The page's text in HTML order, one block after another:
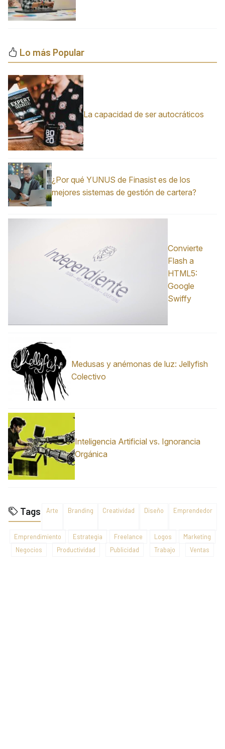
Lo más Popular
La capacidad de ser autocráticos
¿Por qué YUNUS de Finasist es de los
mejores sistemas de gestión de cartera?
Convierte
Flash a
HTML5:
Google
Swiffy
Medusas y anémonas de luz: Jellyfish
Colectivo
Inteligencia Artificial vs. Ignorancia
Orgánica
Tags Arte Branding Creatividad Diseño Emprendedor
Emprendimiento Estrategia Freelance Logos
Marketing
Negocios
Productividad Publicidad Trabajo Ventas